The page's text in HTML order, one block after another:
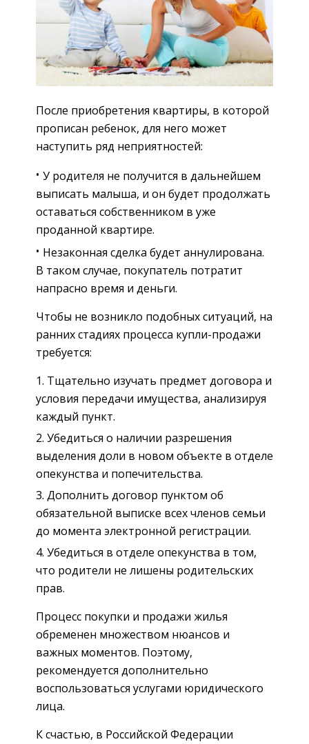
После приобретения квартиры, в которой
прописан ребенок, для него может
наступить ряд неприятностей:
У родителя не получится в дальнейшем
выписать малыша, и он будет продолжать
оставаться собственником в уже
проданной квартире.
Незаконная сделка будет аннулирована.
В таком случае, покупатель потратит
напрасно время и деньги.
Чтобы не возникло подобных ситуаций, на
ранних стадиях процесса купли-продажи
требуется:
Тщательно изучать предмет договора и
условия передачи имущества, анализируя
каждый пункт.
Убедиться о наличии разрешения
выделения доли в новом объекте в отделе
опекунства и попечительства.
Дополнить договор пунктом об
обязательной выписке всех членов семьи
до момента электронной регистрации.
Убедиться в отделе опекунства в том,
что родители не лишены родительских
прав.
Процесс покупки и продажи жилья
обременен множеством нюансов и
важных моментов. Поэтому,
рекомендуется дополнительно
воспользоваться услугами юридического
лица.
К счастью, в Российской Федерации